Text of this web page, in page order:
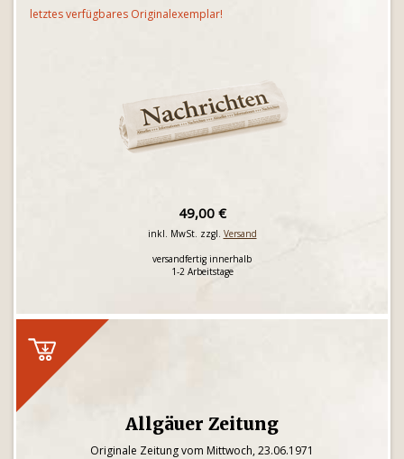
letztes verfügbares Originalexemplar!
49,00 €
inkl. MwSt. zzgl. Versand
versandfertig innerhalb
1-2 Arbeitstage
Allgäuer Zeitung
Originale Zeitung vom Mittwoch, 23.06.1971